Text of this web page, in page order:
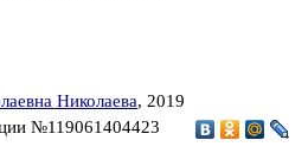
Николаева, 2019
№119061404423